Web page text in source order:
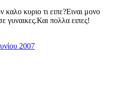
καλο κυριο τι ειπε?Ειναι μονο
γυναικες.Και πολλα ειπες!
2007